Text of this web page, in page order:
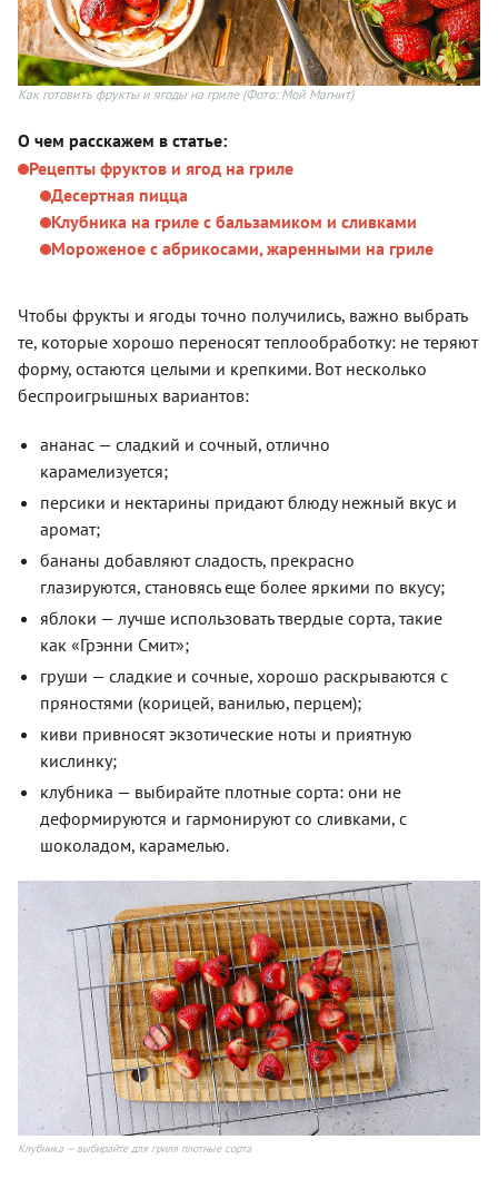
Как готовить фрукты и ягоды на гриле(Фото: Мой Магнит)
О чем расскажем в статье:
Рецепты фруктов и ягод на гриле
Десертная пицца
Клубника на гриле с бальзамиком и сливками
Мороженое с абрикосами, жаренными на гриле
Чтобы фрукты и ягоды точно получились, важно выбрать
те, которые хорошо переносят теплообработку: не теряют
форму, остаются целыми и крепкими. Вот несколько
беспроигрышных вариантов:
ананас — сладкий и сочный, отлично
карамелизуется;
персики и нектарины придают блюду нежный вкус и
аромат;
бананы добавляют сладость, прекрасно
глазируются, становясь еще более яркими по вкусу;
яблоки — лучше использовать твердые сорта, такие
как «Грэнни Смит»;
груши — сладкие и сочные, хорошо раскрываются с
пряностями (корицей, ванилью, перцем);
киви привносят экзотические ноты и приятную
кислинку;
клубника — выбирайте плотные сорта: они не
деформируются и гармонируют со сливками, с
шоколадом, карамелью.
Клубника — выбирайте для гриля плотные сорта